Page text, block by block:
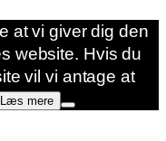
at vi giver dig den
website. Hvis du
vil vi antage at
Læs mere